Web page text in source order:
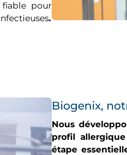
fiable pour
.
Biogenix,
Nous
profil
étape